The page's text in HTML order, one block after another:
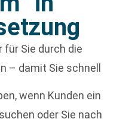
Sie durch die
– damit Sie schnell
wenn Kunden ein
oder Sie nach